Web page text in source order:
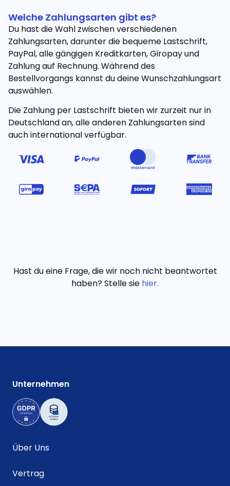
Welche Zahlungsarten gibt es?
Du hast die Wahl zwischen verschiedenen
Zahlungsarten, darunter die bequeme Lastschrift,
PayPal, alle gängigen Kreditkarten, Giropay und
Zahlung auf Rechnung. Während des
Bestellvorgangs kannst du deine Wunschzahlungsart
auswählen.
Die Zahlung per Lastschrift bieten wir zurzeit nur in
Deutschland an, alle anderen Zahlungsarten sind
auch international verfügbar.
Hast du eine Frage, die wir noch nicht beantwortet
haben? Stelle sie hier.
Unternehmen
Über Uns
Vertrag